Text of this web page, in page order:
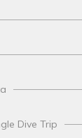
Dive Trip